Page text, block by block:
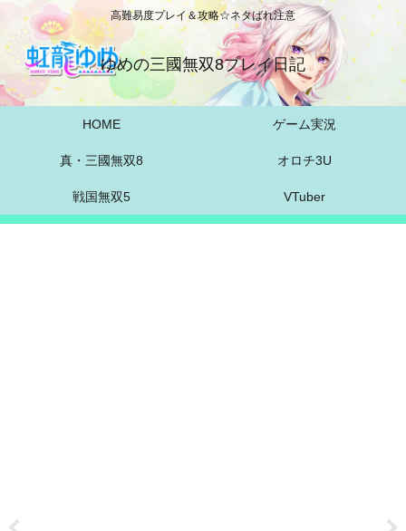
高難易度プレイ＆攻略☆ネタばれ注意
ゆめの三國無双8プレイ日記
HOME ゲーム実況
真・三國無双8 オロチ3U
戦国無双5 VTuber